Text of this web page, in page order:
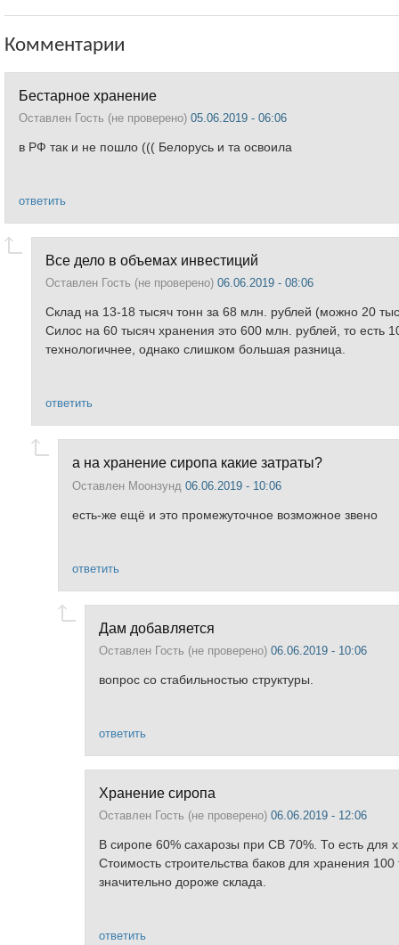
Комментарии
Бестарное хранение
Оставлен Гость (не проверено) 05.06.2019 - 06:06
в РФ так и не пошло ((( Белорусь и та освоила
ответить
Все дело в объемах инвестиций
Оставлен Гость (не проверено) 06.06.2019 - 08:06
Склад на 13-18 тысяч тонн за 68 млн. рублей (можно 20
Силос на 60 тысяч хранения это 600 млн. рублей, то есть
технологичнее, однако слишком большая разница.
ответить
а на хранение сиропа какие затраты?
Оставлен Моонзунд 06.06.2019 - 10:06
есть-же ещё и это промежуточное возможное звено
ответить
Дам добавляется
Оставлен Гость (не проверено) 06.06.2019 - 10:06
вопрос со стабильностью структуры.
ответить
Хранение сиропа
Оставлен Гость (не проверено) 06.06.2019 - 12:06
В сиропе 60% сахарозы при СВ 70%. То есть для
Стоимость строительства баков для хранения
значительно дороже склада.
ответить